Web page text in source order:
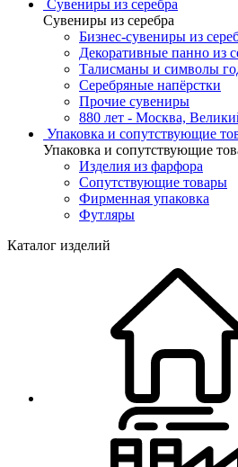
Сувениры из серебра
Сувениры из серебра
Бизнес-сувениры из
Декоративные панно из
Талисманы и символы
Серебряные напёрстки
Прочие сувениры
880 лет - Москва,
Упаковка и сопутствующие
Упаковка и сопутствующие
Изделия из фарфора
Сопутствующие товары
Фирменная упаковка
Футляры
Каталог изделий